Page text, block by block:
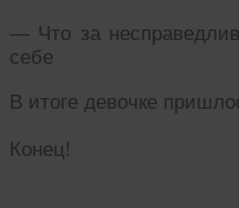
— Что за
себе
В итоге девочке
Конец!